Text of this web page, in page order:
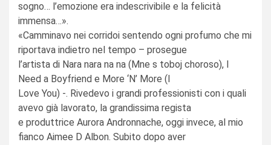
sogno… l’emozione era indescrivibile e la felicità
immensa…».
«Camminavo nei corridoi sentendo ogni profumo che mi
riportava indietro nel tempo – prosegue
l’artista di Nara nara na na (Mne s toboj choroso), I
Need a Boyfriend e More ‘N’ More (I
Love You) -. Rivedevo i grandi professionisti con i quali
avevo già lavorato, la grandissima regista
e produttrice Aurora Andronnache, oggi invece, al mio
fianco Aimee D Albon. Subito dopo aver